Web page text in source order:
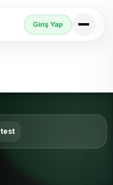
Giriş Yap
test